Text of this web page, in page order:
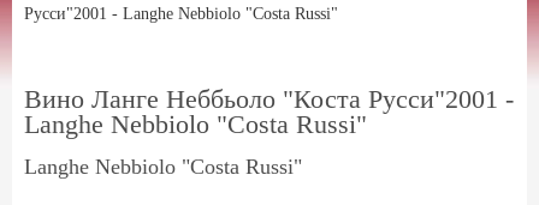
Русси"2001 - Langhe Nebbiolo "Costa Russi"
Вино Ланге Неббьоло "Коста Русси"2001 -
Langhe Nebbiolo "Costa Russi"
Langhe Nebbiolo "Costa Russi"